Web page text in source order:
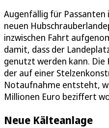
Augenfällig für
neuen
inzwischen Fahrt
damit, dass der
genutzt werden kann.
der auf einer
Notaufnahme entsteht,
Millionen Euro beziffert
Neue Kälteanlage